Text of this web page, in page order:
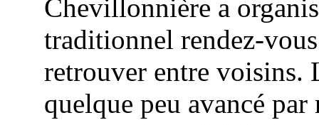
Chevillonnière a
traditionnel rendez-
retrouver entre voisins.
quelque peu avancé par